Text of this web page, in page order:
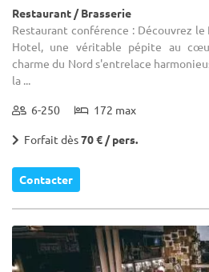
Restaurant / Brasserie
Restaurant conférence : Découvrez le
Hotel, une véritable pépite au
charme du Nord s'entrelace
la ...
6-250 172 max
Forfait dès70 € / pers.
Contacter